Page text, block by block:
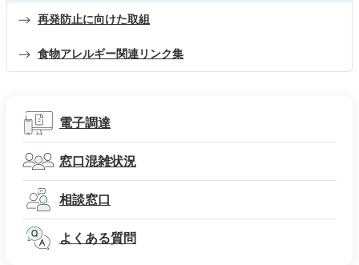
再発防止に向けた取組
食物アレルギー関連リンク集
電子調達
窓口混雑状況
相談窓口
よくある質問